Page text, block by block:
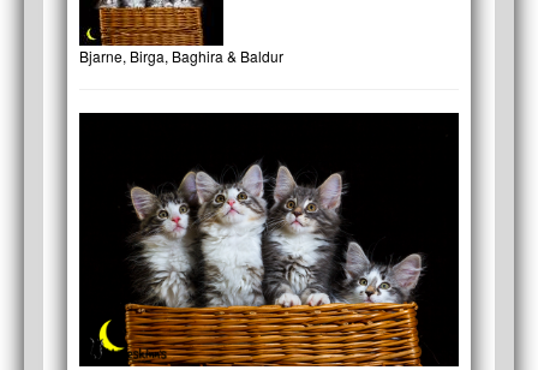
Bjarne, Birga, Baghira & Baldur